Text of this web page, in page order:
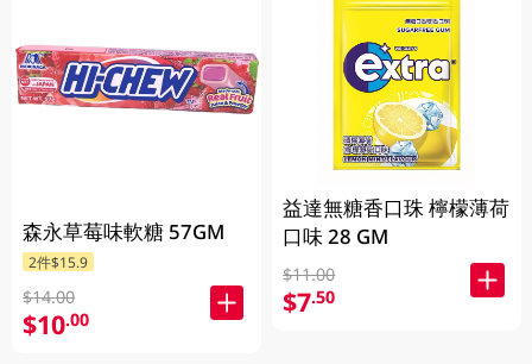
森永草莓味軟糖 57GM
2件$15.9
$14.00
$10.00
益達無糖香口珠 檸檬薄荷
口味 28 GM
$11.00
$7.50